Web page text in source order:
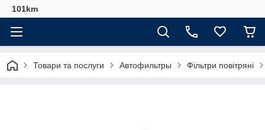
101km
Товари та послуги Автофильтры Фільтри повітряні